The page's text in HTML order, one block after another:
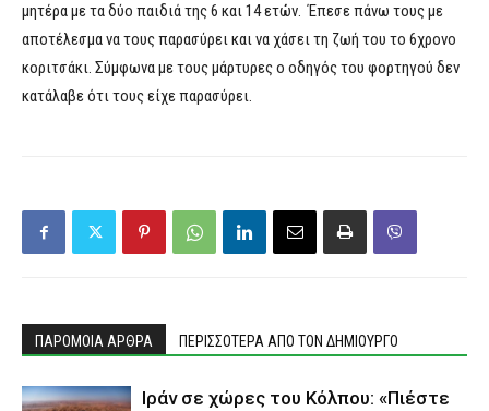
μητέρα με τα δύο παιδιά της 6 και 14 ετών. Έπεσε πάνω τους με
αποτέλεσμα να τους παρασύρει και να χάσει τη ζωή του το 6χρονο
κοριτσάκι. Σύμφωνα με τους μάρτυρες ο οδηγός του φορτηγού δεν
κατάλαβε ότι τους είχε παρασύρει.
ΠΑΡΟΜΟΙΑ ΑΡΘΡΑ ΠΕΡΙΣΣΟΤΕΡΑ ΑΠΟ ΤΟΝ ΔΗΜΙΟΥΡΓΟ
Ιράν σε χώρες του Κόλπου: «Πιέστε